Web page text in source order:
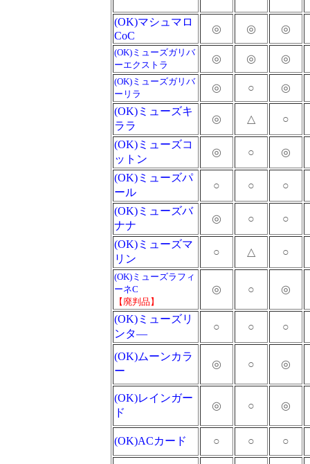
(OK)マシュマロ
CoC
◎ ◎ ◎
(OK)ミューズガリバ
ーエクストラ
◎ ◎ ◎
(OK)ミューズガリバ
ーリラ
◎ ○
◎
(OK)ミューズキ
ララ
◎ △ ○
(OK)ミューズコ
ットン
◎ ○ ◎
(OK)ミューズパ
ール
○ ○ ○
(OK)ミューズバ
ナナ
◎ ○ ○
(OK)ミューズマ
リン
○ △ ○
(OK)ミューズラフィ
ーネC
【廃判品】
◎ ○ ◎
(OK)ミューズリ
ンタ―
○ ○ ○
(OK)ムーンカラ
ー
◎ ○ ◎
(OK)レインガー
ド
◎ ○ ◎
(OK)ACカード ○ ○ ○